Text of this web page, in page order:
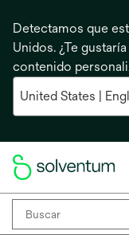
Detectamos que
Unidos. ¿Te
contenido